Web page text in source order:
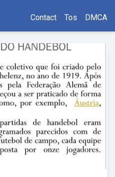
Contact Tos DMCA